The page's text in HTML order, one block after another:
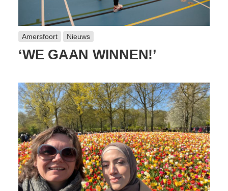
Amersfoort Nieuws
‘WE GAAN WINNEN!’